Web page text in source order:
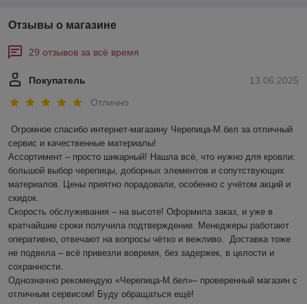
Отзывы о магазине
29 отзывов за всё время
13.06.2025
Покупатель
Отлично
Огромное спасибо интернет-магазину Черепица-М.бел за отличный
сервис и качественные материалы!
Ассортимент – просто шикарный! Нашла всё, что нужно для кровли:
большой выбор черепицы, доборных элементов и сопутствующих
материалов. Цены приятно порадовали, особенно с учётом акций и
скидок.
Скорость обслуживания – на высоте! Оформила заказ, и уже в
кратчайшие сроки получила подтверждение. Менеджеры работают
оперативно, отвечают на вопросы чётко и вежливо.  Доставка тоже
не подвела – всё привезли вовремя, без задержек, в целости и
сохранности.
Однозначно рекомендую «Черепица-М.бел»– проверенный магазин с
отличным сервисом! Буду обращаться ещё!